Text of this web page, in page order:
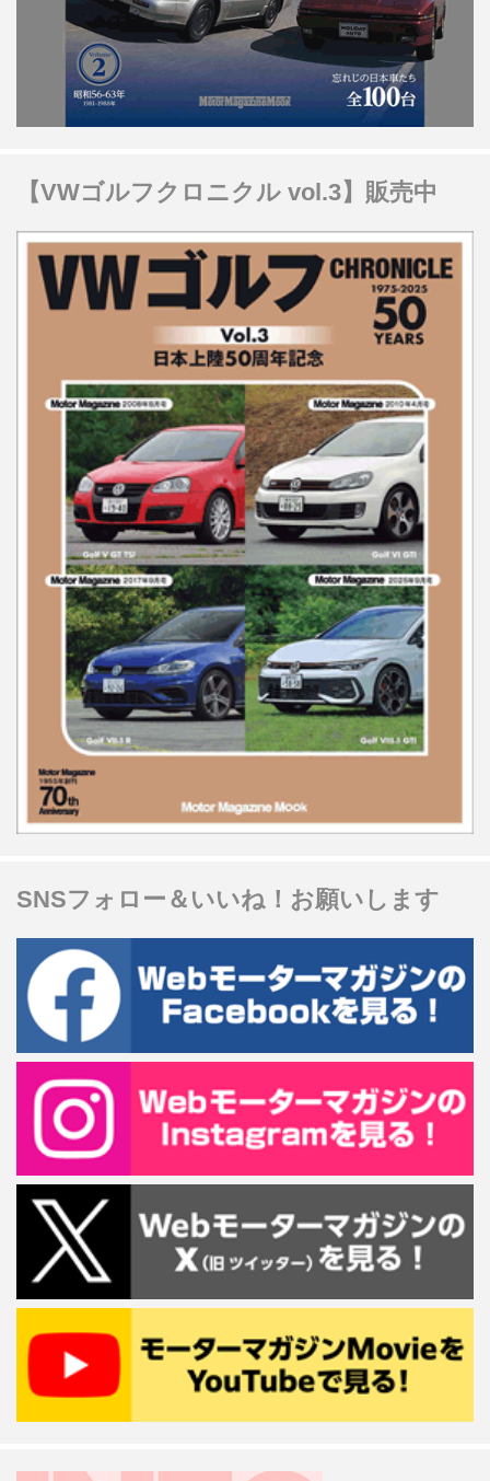
【VWゴルフクロニクル vol.3】販売中
SNSフォロー＆いいね！お願いします